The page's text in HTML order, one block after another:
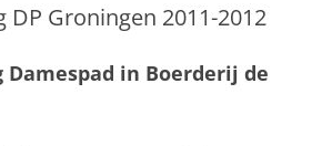
Groningen 2011-2012
in Boerderij de